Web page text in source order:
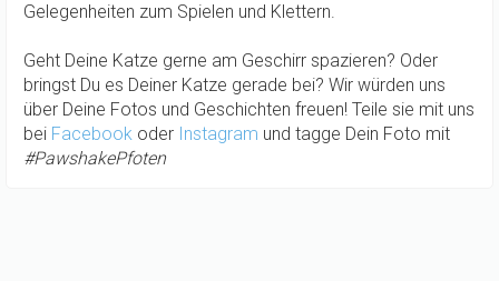
Gelegenheiten zum Spielen und Klettern.
Geht Deine Katze gerne am Geschirr spazieren? Oder
bringst Du es Deiner Katze gerade bei? Wir würden uns
über Deine Fotos und Geschichten freuen! Teile sie mit uns
bei Facebook oder Instagram und tagge Dein Foto mit
#PawshakePfoten